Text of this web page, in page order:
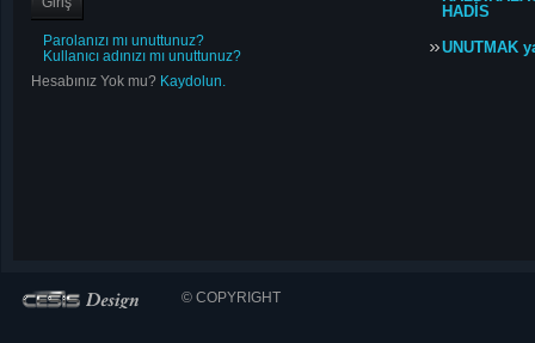
Parolanızı mı unuttunuz?
Kullanıcı adınızı mı unuttunuz?
Hesabınız Yok mu? Kaydolun.
HADİS
UNUTMAK
© COPYRIGHT